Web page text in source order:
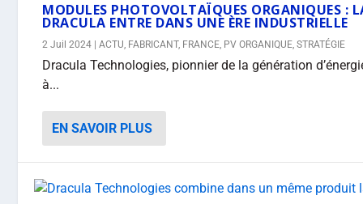
MODULES PHOTOVOLTAÏQUES ORGANIQUES :
DRACULA ENTRE DANS UNE ÈRE INDUSTRIELLE
2 Juil 2024 |ACTU, FABRICANT, FRANCE, PV ORGANIQUE,STRATÉGIE
Dracula Technologies, pionnier de la génération
à...
EN SAVOIR PLUS